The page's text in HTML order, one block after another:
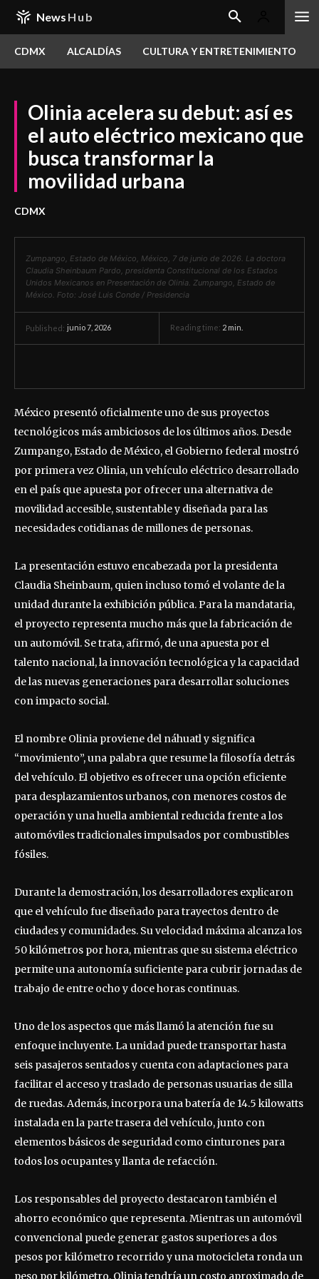
News Hub
CDMX ALCALDÍAS CULTURA Y ENTRETENIMIENTO
Olinia acelera su debut: así es
el auto eléctrico mexicano que
busca transformar la
movilidad urbana
CDMX
Zumpango, Estado de México, México, 7 de junio de 2026. La doctora
Claudia Sheinbaum Pardo, presidenta Constitucional de los Estados
Unidos Mexicanos en Presentación de Olinia. Zumpango, Estado de
México. Foto: José Luis Conde / Presidencia
Published: junio 7, 2026 Reading time: 2 min.
México presentó oficialmente uno de sus proyectos
tecnológicos más ambiciosos de los últimos años. Desde
Zumpango, Estado de México, el Gobierno federal mostró
por primera vez Olinia, un vehículo eléctrico desarrollado
en el país que apuesta por ofrecer una alternativa de
movilidad accesible, sustentable y diseñada para las
necesidades cotidianas de millones de personas.
La presentación estuvo encabezada por la presidenta
Claudia Sheinbaum, quien incluso tomó el volante de la
unidad durante la exhibición pública. Para la mandataria,
el proyecto representa mucho más que la fabricación de
un automóvil. Se trata, afirmó, de una apuesta por el
talento nacional, la innovación tecnológica y la capacidad
de las nuevas generaciones para desarrollar soluciones
con impacto social.
El nombre Olinia proviene del náhuatl y significa
“movimiento”, una palabra que resume la filosofía detrás
del vehículo. El objetivo es ofrecer una opción eficiente
para desplazamientos urbanos, con menores costos de
operación y una huella ambiental reducida frente a los
automóviles tradicionales impulsados por combustibles
fósiles.
Durante la demostración, los desarrolladores explicaron
que el vehículo fue diseñado para trayectos dentro de
ciudades y comunidades. Su velocidad máxima alcanza los
50 kilómetros por hora, mientras que su sistema eléctrico
permite una autonomía suficiente para cubrir jornadas de
trabajo de entre ocho y doce horas continuas.
Uno de los aspectos que más llamó la atención fue su
enfoque incluyente. La unidad puede transportar hasta
seis pasajeros sentados y cuenta con adaptaciones para
facilitar el acceso y traslado de personas usuarias de silla
de ruedas. Además, incorpora una batería de 14.5 kilowatts
instalada en la parte trasera del vehículo, junto con
elementos básicos de seguridad como cinturones para
todos los ocupantes y llanta de refacción.
Los responsables del proyecto destacaron también el
ahorro económico que representa. Mientras un automóvil
convencional puede generar gastos superiores a dos
pesos por kilómetro recorrido y una motocicleta ronda un
peso por kilómetro, Olinia tendría un costo aproximado de